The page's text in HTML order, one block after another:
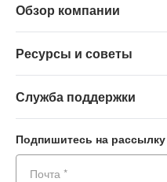
Обзор компании
Ресурсы и советы
Служба поддержки
Подпишитесь на